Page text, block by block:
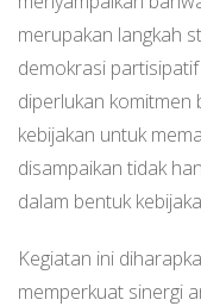
merupakan langkah
demokrasi
diperlukan komitmen
kebijakan untuk
disampaikan tidak
dalam bentuk
Kegiatan ini
memperkuat sinergi